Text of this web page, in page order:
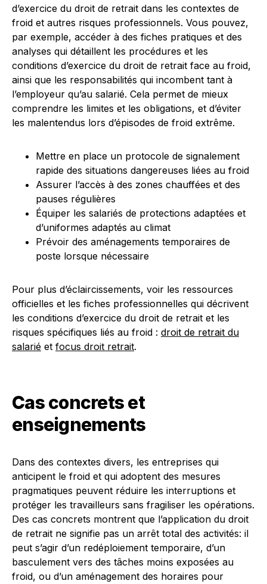
d’exercice du droit de retrait dans les contextes de
froid et autres risques professionnels. Vous pouvez,
par exemple, accéder à des fiches pratiques et des
analyses qui détaillent les procédures et les
conditions d’exercice du droit de retrait face au froid,
ainsi que les responsabilités qui incombent tant à
l’employeur qu’au salarié. Cela permet de mieux
comprendre les limites et les obligations, et d’éviter
les malentendus lors d’épisodes de froid extrême.
Mettre en place un protocole de signalement
rapide des situations dangereuses liées au froid
Assurer l’accès à des zones chauffées et des
pauses régulières
Équiper les salariés de protections adaptées et
d’uniformes adaptés au climat
Prévoir des aménagements temporaires de
poste lorsque nécessaire
Pour plus d’éclaircissements, voir les ressources
officielles et les fiches professionnelles qui décrivent
les conditions d’exercice du droit de retrait et les
risques spécifiques liés au froid : droit de retrait du
salarié et focus droit retrait.
Cas concrets et
enseignements
Dans des contextes divers, les entreprises qui
anticipent le froid et qui adoptent des mesures
pragmatiques peuvent réduire les interruptions et
protéger les travailleurs sans fragiliser les opérations.
Des cas concrets montrent que l’application du droit
de retrait ne signifie pas un arrêt total des activités: il
peut s’agir d’un redéploiement temporaire, d’un
basculement vers des tâches moins exposées au
froid, ou d’un aménagement des horaires pour